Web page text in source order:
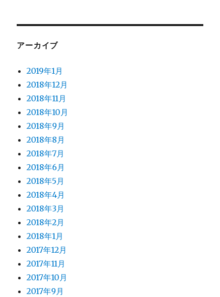
アーカイブ
2019年1月
2018年12月
2018年11月
2018年10月
2018年9月
2018年8月
2018年7月
2018年6月
2018年5月
2018年4月
2018年3月
2018年2月
2018年1月
2017年12月
2017年11月
2017年10月
2017年9月